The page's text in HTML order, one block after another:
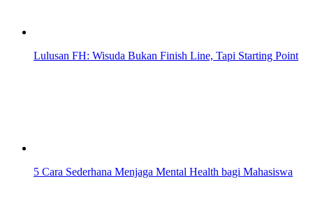
Lulusan FH: Wisuda Bukan Finish Line, Tapi Starting Point
5 Cara Sederhana Menjaga Mental Health bagi Mahasiswa